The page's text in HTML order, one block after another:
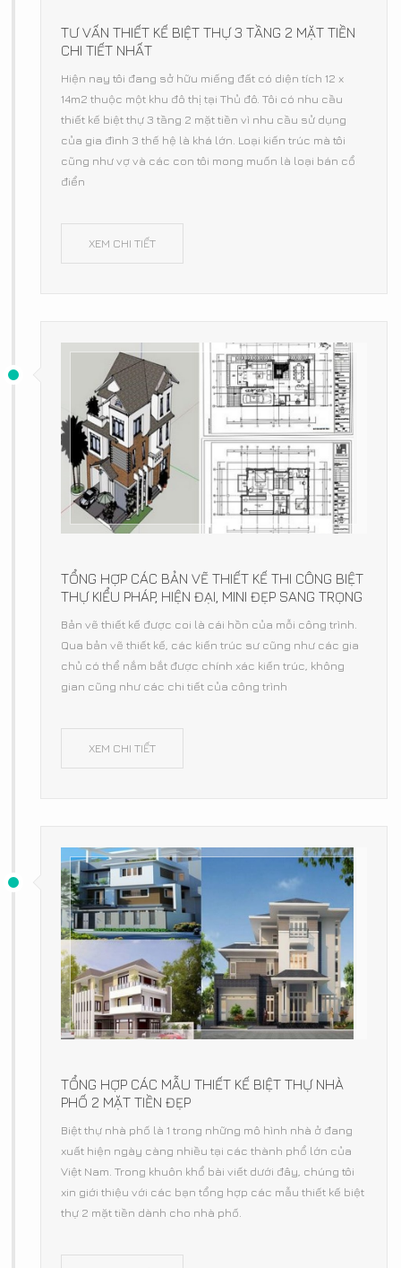
TƯ VẤN THIẾT KẾ BIỆT THỰ 3 TẦNG 2 MẶT TIỀN
CHI TIẾT NHẤT
Hiện nay tôi đang sở hữu miếng đất có diện tích 12 x
14m2 thuộc một khu đô thị tại Thủ đô. Tôi có nhu cầu
thiết kế biệt thự 3 tầng 2 mặt tiền vì nhu cầu sử dụng
của gia đình 3 thế hệ là khá lớn. Loại kiến trúc mà tôi
cũng như vợ và các con tôi mong muốn là loại bán cổ
điển
XEM CHI TIẾT
TỔNG HỢP CÁC BẢN VẼ THIẾT KẾ THI CÔNG BIỆT
THỰ KIỂU PHÁP, HIỆN ĐẠI, MINI ĐẸP SANG TRỌNG
Bản vẽ thiết kế được coi là cái hồn của mỗi công trình.
Qua bản vẽ thiết kế, các kiến trúc sư cũng như các gia
chủ có thể nắm bắt được chính xác kiến trúc, không
gian cũng như các chi tiết của công trình
XEM CHI TIẾT
TỔNG HỢP CÁC MẪU THIẾT KẾ BIỆT THỰ NHÀ
PHỐ 2 MẶT TIỀN ĐẸP
Biệt thự nhà phố là 1 trong những mô hình nhà ở đang
xuất hiện ngày càng nhiều tại các thành phổ lớn của
Việt Nam. Trong khuôn khổ bài viết dưới đây, chúng tôi
xin giới thiệu với các bạn tổng hợp các mẫu thiết kế biệt
thự 2 mặt tiền dành cho nhà phố.